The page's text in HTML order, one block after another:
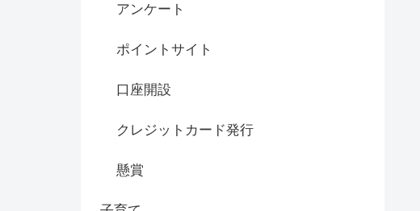
アンケート
ポイントサイト
口座開設
クレジットカード発行
懸賞